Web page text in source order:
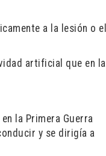
a la lesión o el
artificial que en la
la Primera Guerra
y se dirigía a